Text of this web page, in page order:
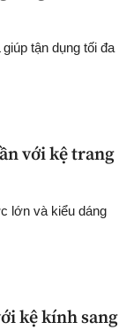
tận dụng tối đa
với kệ trang
lớn và kiểu dáng
kệ kính sang